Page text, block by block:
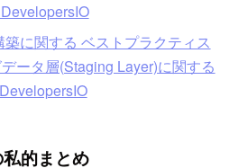
に関する ベストプラクティス
ータ層(Staging Layer)に関する
的まとめ